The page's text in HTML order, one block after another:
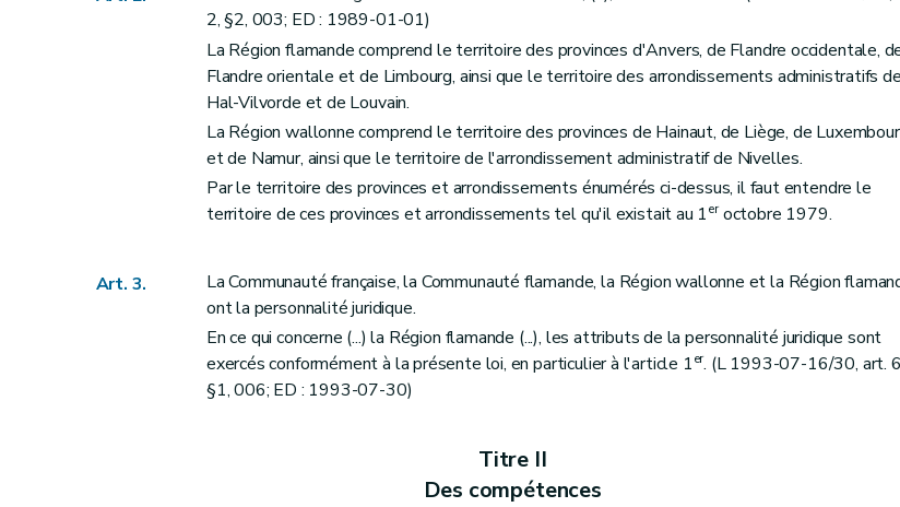
Art. 24 bis
Art. 24
ter
Section première bis
Des élections. (L 1993-07-16/30, art. 11, ED : 08-06-1995)
Sous-section 1
Des électeurs. (L 1993-07-16/30, art. 11, ED : 08-06-1995)
Art. 25
Sous-section 2 De la répartition des électeurs et des bureaux de vote. (L 1993-07-16/30, art. 13, ED : 08-06-1995)
Art. 26
Art. 26ter
Art. 26 quater
Sous-section 3 De la convocation des électeurs. (L 1993-07-16/30, art. 18, ED : 08-06-1995)
Art. 27
Sous-section 4
Des candidatures et des bulletins de vote. (L 1993-07-16/30, art. 20, ED : 08-06-1995)
2, §2, 003; ED : 1989-01-01)
La Région flamande comprend le territoire des provinces d'Anvers, de Flandre occidentale,
Flandre orientale et de Limbourg, ainsi que le territoire des arrondissements administratifs de
Hal-Vilvorde et de Louvain.
La Région wallonne comprend le territoire des provinces de Hainaut, de Liège, de
et de Namur, ainsi que le territoire de l'arrondissement administratif de Nivelles.
Par le territoire des provinces et arrondissements énumérés ci-dessus, il faut entendre le
territoire de ces provinces et arrondissements tel qu'il existait au 1eroctobre 1979.
Art. 3.
La Communauté française, la Communauté flamande, la Région wallonne et la Région
ont la personnalité juridique.
En ce qui concerne (...) la Région flamande (...), les attributs de la personnalité juridique sont
exercés conformément à la présente loi, en particulier à l'article 1er. (L 1993-07-16/30, art.
§1, 006; ED : 1993-07-30)
Titre II
Des compétences